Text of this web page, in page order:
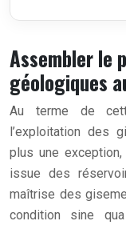
Assembler le
géologiques
Au terme de
l’exploitation des
plus une
issue des
maîtrise des
condition sine